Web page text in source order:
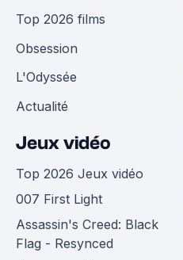
Top 2026 films
Obsession
L'Odyssée
Actualité
Jeux vidéo
Top 2026 Jeux vidéo
007 First Light
Assassin's Creed: Black
Flag - Resynced